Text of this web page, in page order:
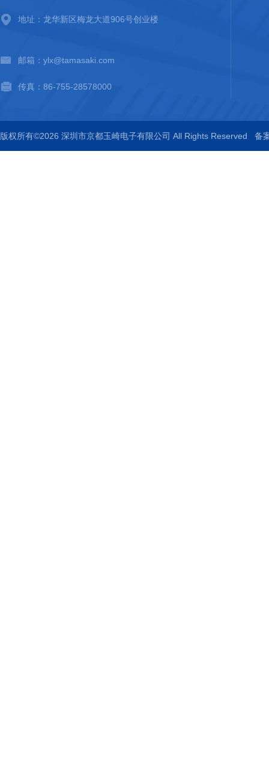
地址：龙华新区梅龙大道906号创业楼
邮箱：ylx@tamasaki.com
传真：86-755-28578000
版权所有©2026 深圳市京都玉崎电子有限公司 All Rights Reserved 备